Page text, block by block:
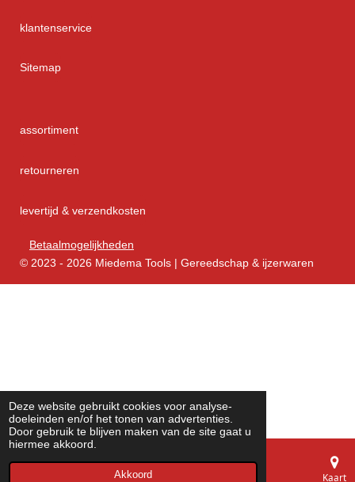
Deze website gebruikt cookies voor analyse-
doeleinden en/of het tonen van advertenties.
Door gebruik te blijven maken van de site gaat u
hiermee akkoord.
Akkoord
klantenservice
Sitemap
assortiment
retourneren
levertijd & verzendkosten
Betaalmogelijkheden
© 2023 - 2026 Miedema Tools | Gereedschap & ijzerwaren
Kaart